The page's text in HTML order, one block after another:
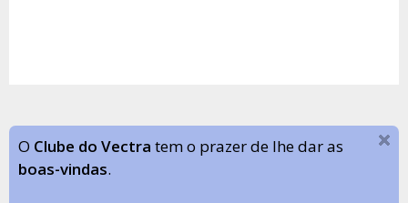
O Clube do Vectra tem o prazer de lhe dar as
boas-vindas.